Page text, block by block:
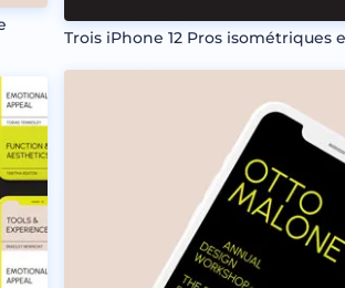
Trois iPhone 12 Pros isométriques